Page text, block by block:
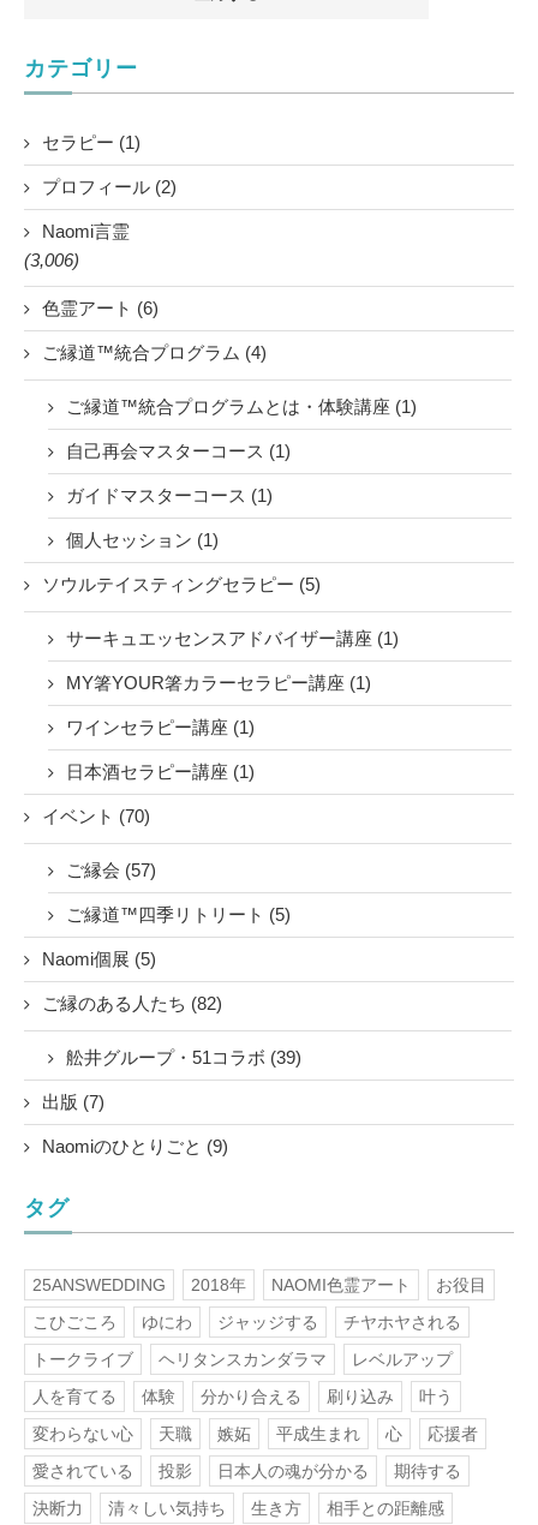
カテゴリー
セラピー (1)
プロフィール (2)
Naomi言霊
(3,006)
色霊アート (6)
ご縁道™統合プログラム (4)
ご縁道™統合プログラムとは・体験講座 (1)
自己再会マスターコース (1)
ガイドマスターコース (1)
個人セッション (1)
ソウルテイスティングセラピー (5)
サーキュエッセンスアドバイザー講座 (1)
MY箸YOUR箸カラーセラピー講座 (1)
ワインセラピー講座 (1)
日本酒セラピー講座 (1)
イベント (70)
ご縁会 (57)
ご縁道™四季リトリート (5)
Naomi個展 (5)
ご縁のある人たち (82)
舩井グループ・51コラボ (39)
出版 (7)
Naomiのひとりごと (9)
タグ
25ANSWEDDING 2018年 NAOMI色霊アート
お役目
こひごころ
ゆにわ ジャッジする
チヤホヤされる
トークライブ
ヘリタンスカンダラマ
レベルアップ
人を育てる
体験 分かり合える 刷り込み
叶う
変わらない心
天職 嫉妬 平成生まれ 心
応援者
愛されている
投影 日本人の魂が分かる
期待する
決断力
清々しい気持ち 生き方
相手との距離感